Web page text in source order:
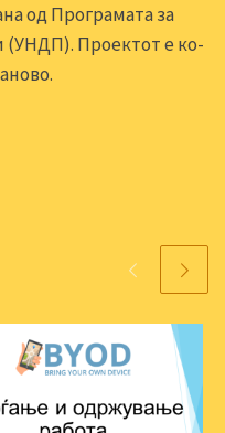
од Програмата за
(УНДП). Проектот е ко-